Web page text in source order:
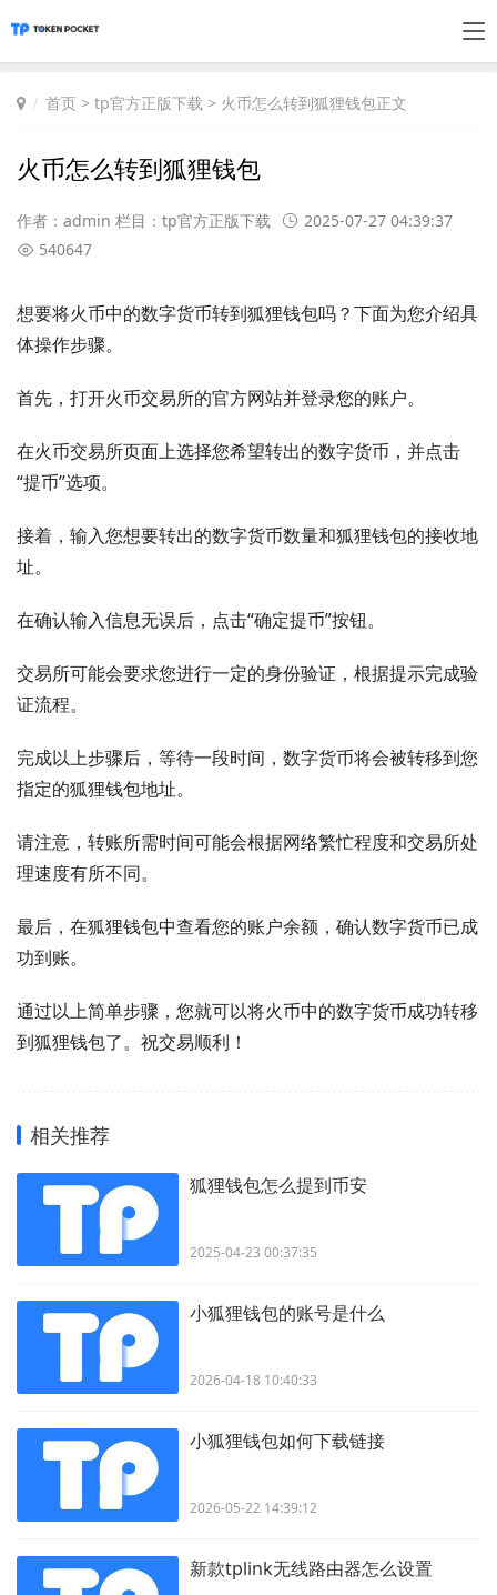
首页 > tp官方正版下载 > 火币怎么转到狐狸钱包正文
火币怎么转到狐狸钱包
作者：admin 栏目： tp官方正版下载
2025-07-27 04:39:37
540647
想要将火币中的数字货币转到狐狸钱包吗？下面为您介绍具
体操作步骤。
首先，打开火币交易所的官方网站并登录您的账户。
在火币交易所页面上选择您希望转出的数字货币，并点击
“提币”选项。
接着，输入您想要转出的数字货币数量和狐狸钱包的接收地
址。
在确认输入信息无误后，点击“确定提币”按钮。
交易所可能会要求您进行一定的身份验证，根据提示完成验
证流程。
完成以上步骤后，等待一段时间，数字货币将会被转移到您
指定的狐狸钱包地址。
请注意，转账所需时间可能会根据网络繁忙程度和交易所处
理速度有所不同。
最后，在狐狸钱包中查看您的账户余额，确认数字货币已成
功到账。
通过以上简单步骤，您就可以将火币中的数字货币成功转移
到狐狸钱包了。祝交易顺利！
相关推荐
狐狸钱包怎么提到币安
2025-04-23 00:37:35
小狐狸钱包的账号是什么
2026-04-18 10:40:33
小狐狸钱包如何下载链接
2026-05-22 14:39:12
新款tplink无线路由器怎么设置